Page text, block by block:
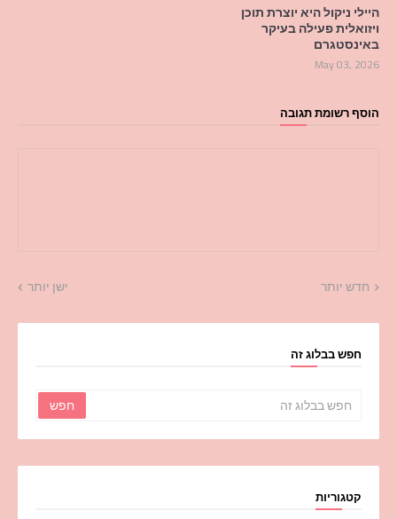
היילי ניקול היא יוצרת תוכן
ויזואלית פעילה בעיקר
באינסטגרם
May 03, 2026
הוסף רשומת תגובה
חדש יותר ישן יותר
חפש בבלוג זה
קטגוריות